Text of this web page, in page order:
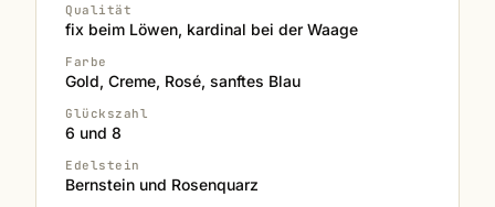
Qualität
fix beim Löwen, kardinal bei der Waage
Farbe
Gold, Creme, Rosé, sanftes Blau
Glückszahl
6 und 8
Edelstein
Bernstein und Rosenquarz